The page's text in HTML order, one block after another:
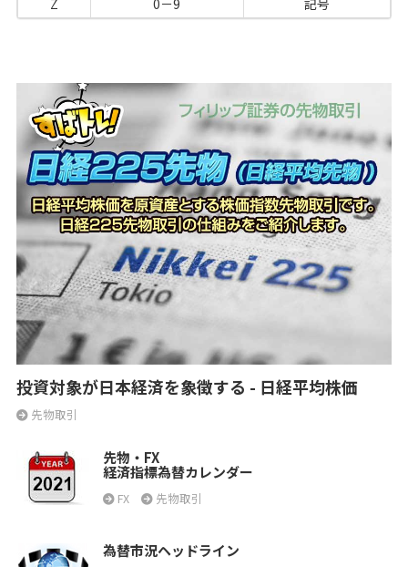
Z 0－9 記号
投資対象が日本経済を象徴する - 日経平均株価
先物取引
先物・FX
経済指標為替カレンダー
FX 先物取引
為替市況ヘッドライン